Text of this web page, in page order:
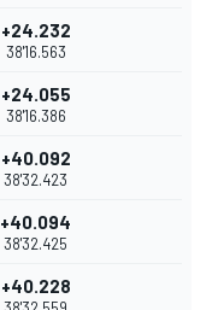
+24.232
38'16.563
+24.055
38'16.386
+40.092
38'32.423
+40.094
38'32.425
+40.228